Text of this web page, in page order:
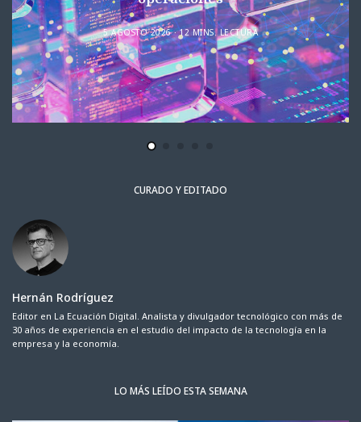
5 AGOSTO 2026 12 MINS. LECTURA
CURADO Y EDITADO
Hernán Rodríguez
Editor en La Ecuación Digital. Analista y divulgador tecnológico con más de
30 años de experiencia en el estudio del impacto de la tecnología en la
empresa y la economía.
LO MÁS LEÍDO ESTA SEMANA